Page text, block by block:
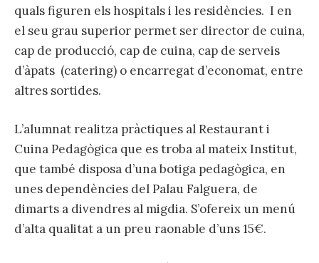
quals figuren els hospitals i les residències. I en
el seu grau superior permet ser director de cuina,
cap de producció, cap de cuina, cap de serveis
d’àpats (catering) o encarregat d’economat, entre
altres sortides.
L’alumnat realitza pràctiques al Restaurant i
Cuina Pedagògica que es troba al mateix Institut,
que també disposa d’una botiga pedagògica, en
unes dependències del Palau Falguera, de
dimarts a divendres al migdia. S’ofereix un menú
d’alta qualitat a un preu raonable d’uns 15€.